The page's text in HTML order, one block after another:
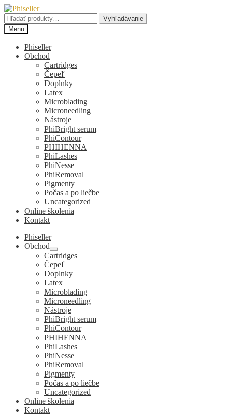
Preskočiť
na
navigáciu
Preskočiť
na
obsah
Hľadať:
Vyhľadávanie
Menu
Phiseller
Obchod
Cartridges
Čepeľ
Doplnky
Latex
Microblading
Microneedling
Nástroje
PhiBright serum
PhiContour
PHIHENNA
PhiLashes
PhiNesse
PhiRemoval
Pigmenty
Počas a po liečbe
Uncategorized
Online školenia
Kontakt
Phiseller
Obchod
Rozbaliť
podradené
menu
Cartridges
Čepeľ
Doplnky
Latex
Microblading
Microneedling
Nástroje
PhiBright serum
PhiContour
PHIHENNA
PhiLashes
PhiNesse
PhiRemoval
Pigmenty
Počas a po liečbe
Uncategorized
Online školenia
Kontakt